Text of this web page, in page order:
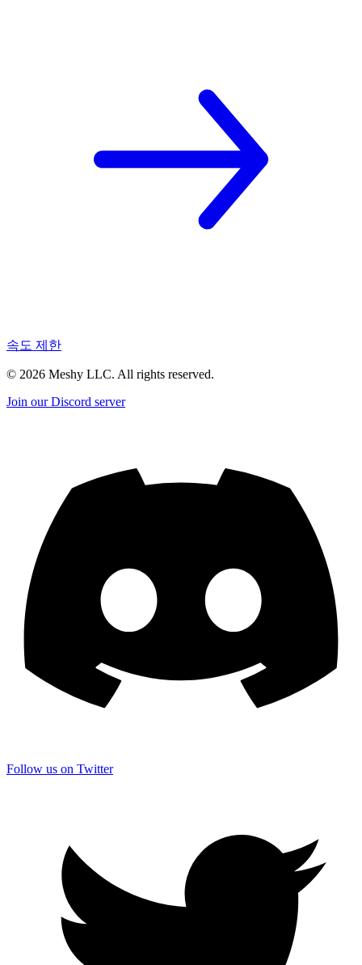
속도 제한
© 2026 Meshy LLC. All rights reserved.
Join our Discord server
Follow us on Twitter